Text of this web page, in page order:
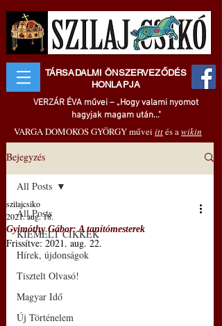
TÁRSADALMI ÖNSZERVEZŐDÉS
HONLAPJA
VERZÁR ÉVA művei – „Hogy valami nyomot
hagyjak magam után..."
VARGA DOMOKOS GYÖRGY művei ittés awikin
Bejegyzés
All Posts
KIEMELT CIKKEK
Hírek, újdonságok
Tisztelt Olvasó!
Magyar Idő
Új Történelem
All Posts
Gyimóthy Gábor: A tanítómesterek
szilajcsiko
2021. aug. 18.
Frissítve: 2021. aug. 22.